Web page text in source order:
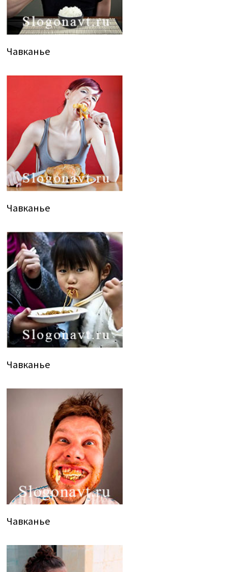
Чавканье
Чавканье
Чавканье
Чавканье